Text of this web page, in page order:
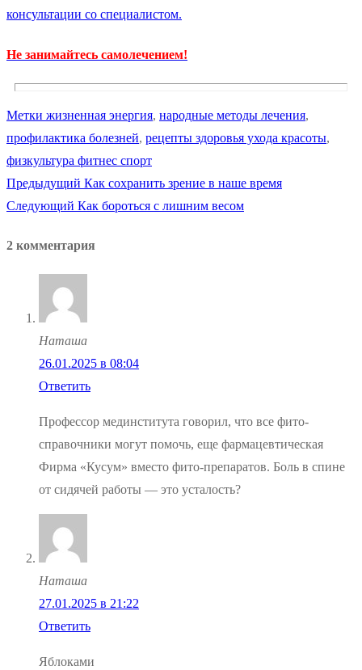
консультации со специалистом.
Не занимайтесь самолечением!
Метки жизненная энергия, народные методы лечения,
профилактика болезней, рецепты здоровья ухода красоты,
физкультура фитнес спорт
Навигация
записям
Предыдущий Предыдущая
запись:
Как сохранить зрение в наше время
Следующий Следующая
Как бороться с лишним весом
2 комментария
Наташа
26.01.2025 в 08:04
Ответить
Профессор мединститута говорил, что все фито-
справочники могут помочь, еще фармацевтическая
Фирма «Кусум» вместо фито-препаратов. Боль в спине
от сидячей работы — это усталость?
Наташа
27.01.2025 в 21:22
Ответить
Яблоками